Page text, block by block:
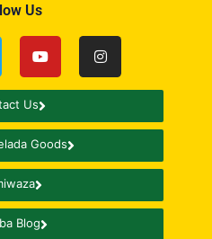
Us
Us
Goods
Blog